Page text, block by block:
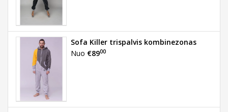
Sofa Killer trispalvis kombinezonas
Nuo €8900